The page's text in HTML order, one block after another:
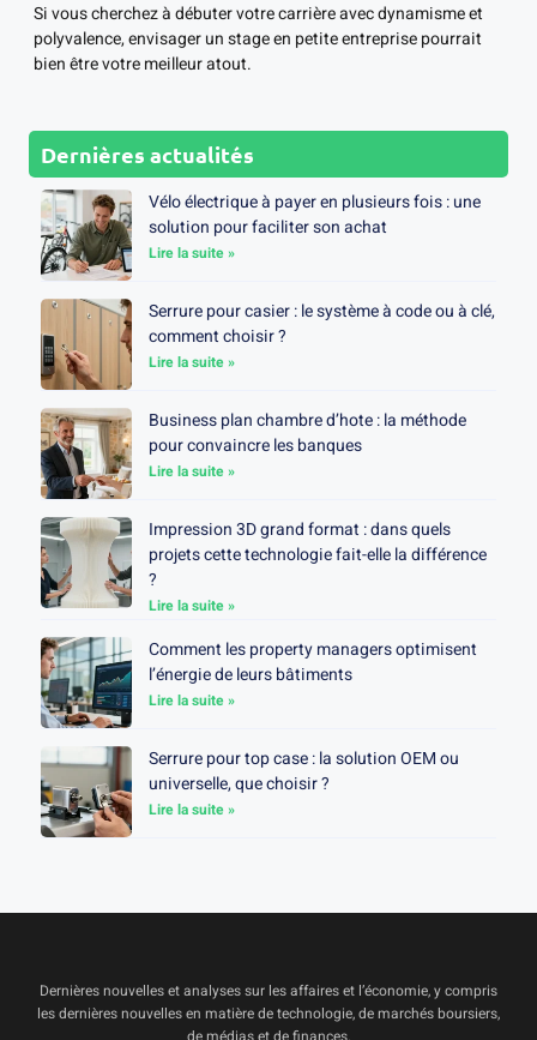
Si vous cherchez à débuter votre carrière avec dynamisme et
polyvalence, envisager un stage en petite entreprise pourrait
bien être votre meilleur atout.
Dernières actualités
Vélo électrique à payer en plusieurs fois : une
solution pour faciliter son achat
Lire la suite »
Serrure pour casier : le système à code ou à clé,
comment choisir ?
Lire la suite »
Business plan chambre d’hote : la méthode
pour convaincre les banques
Lire la suite »
Impression 3D grand format : dans quels
projets cette technologie fait-elle la différence
?
Lire la suite »
Comment les property managers optimisent
l’énergie de leurs bâtiments
Lire la suite »
Serrure pour top case : la solution OEM ou
universelle, que choisir ?
Lire la suite »
Dernières nouvelles et analyses sur les affaires et l’économie, y compris
les dernières nouvelles en matière de technologie, de marchés boursiers,